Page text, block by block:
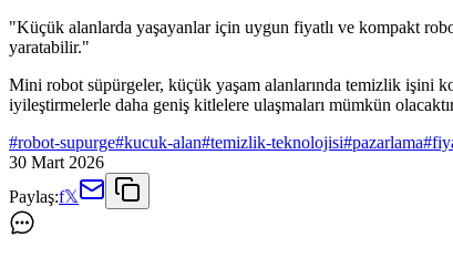
"Küçük alanlarda yaşayanlar için uygun fiyatlı ve kompakt
yaratabilir."
Mini robot süpürgeler, küçük yaşam alanlarında temizlik işini
iyileştirmelerle daha geniş kitlelere ulaşmaları mümkün
#robot-supurge#kucuk-alan#temizlik-teknolojisi#pazarlama#
30 Mart 2026
Paylaş:f𝕏